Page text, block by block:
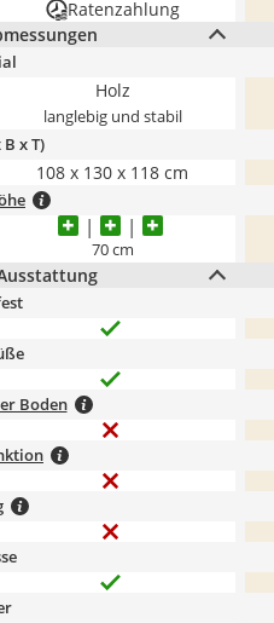
Ratenzahlung
Holz
langlebig und stabil
x T)
108 x 130 x 118 cm
70 cm
Boden